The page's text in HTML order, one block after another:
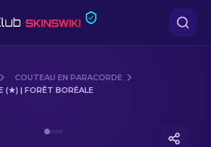
COUTEAU EN PARACORDE
(★) | FORÊT BORÉALE